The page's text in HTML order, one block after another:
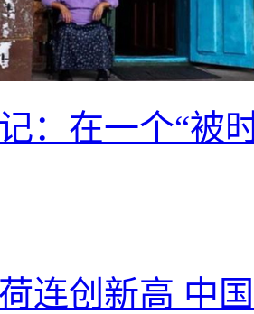
：在一个“被
连创新高 中